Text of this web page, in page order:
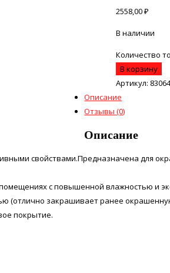
2558,00₽
В наличии
Количество
В корзину
Артикул:
Описание
Отзывы (0)
Описание
свойствами.Предназначена для
с повышенной влажностью и
(отлично закрашивает ранее
покрытие.